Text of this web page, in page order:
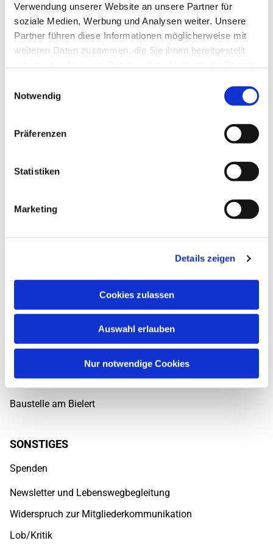
Verwendung unserer Website an unsere Partner für
soziale Medien, Werbung und Analysen weiter. Unsere
Partner führen diese Informationen möglicherweise mit
weiteren Daten zusammen, die Sie ihnen bereitgestellt
Notwendig
Präferenzen
Statistiken
Marketing
Details zeigen
Cookies zulassen
Auswahl erlauben
Nur notwendige Cookies
51379 Leverkusen
dienstags bis freitags von 9-12 Uhr.
ÜBER UNS
Fördervereine
Baustelle am Bielert
SONSTIGES
Spenden
Newsletter und Lebenswegbegleitung
Widerspruch zur Mitgliederkommunikation
Lob/Kritik